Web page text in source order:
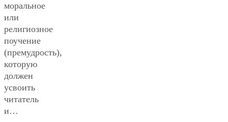
моральное
или
религиозное
поучение
(премудрость),
которую
должен
усвоить
читатель
и…